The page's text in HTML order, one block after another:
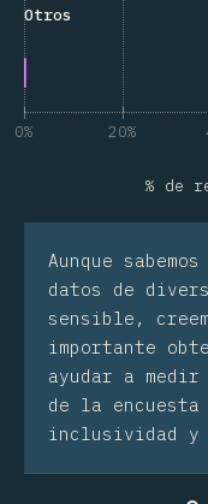
Otros
0% 20%
% de
Aunque
datos de
sensible,
importante
ayudar a
de la encuesta
inclusividad y